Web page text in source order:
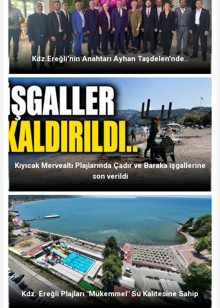
Kdz.Ereğli'nin Anahtarı Ayhan Taşdelen'nde..
Kıyıcak Mervealtı Plajlarında Çadır ve Baraka işgallerine
son verildi
Kdz. Ereğli Plajları "Mükemmel" Su Kalitesine Sahip